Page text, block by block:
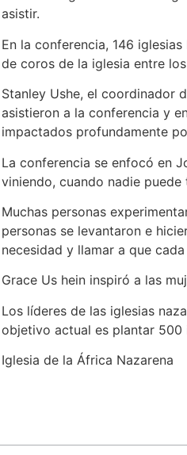
asistir.
En la conferencia, 146
de coros de la iglesia entre
Stanley Ushe, el coordinador
asistieron a la conferencia y
impactados profundamente
La conferencia se enfocó en
viniendo, cuando nadie puede
Muchas personas
personas se levantaron e
necesidad y llamar a que
Grace Us hein inspiró a las
Los líderes de las iglesias
objetivo actual es plantar 500
Iglesia de la África Nazarena